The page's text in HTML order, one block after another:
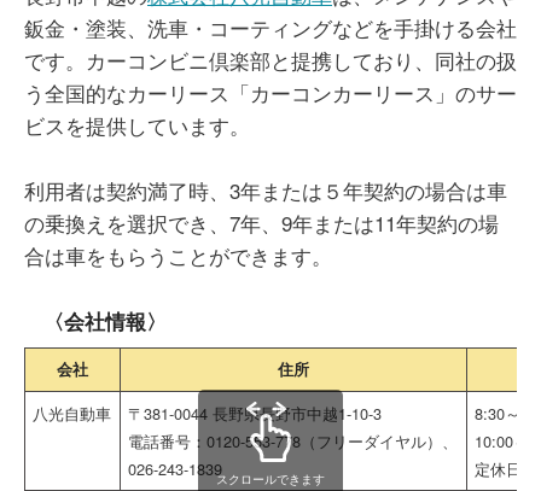
鈑金・塗装、洗車・コーティングなどを手掛ける会社
です。カーコンビニ倶楽部と提携しており、同社の扱
う全国的なカーリース「カーコンカーリース」のサー
ビスを提供しています。
利用者は契約満了時、3年または５年契約の場合は車
の乗換えを選択でき、7年、9年または11年契約の場
合は車をもらうことができます。
〈会社情報〉
会社 住所
八光自動車
〒381-0044 長野県長野市中越1-10-3
電話番号：0120-553-778（フリーダイヤル）、
026-243-1839
8:30～
10:00～
定休日
スクロールできます